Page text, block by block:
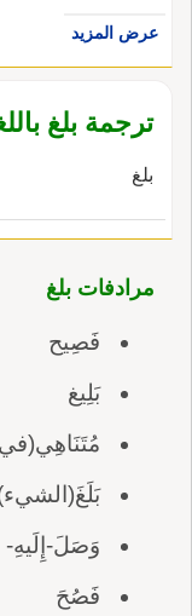
عرض المزيد
ترجمة بلغ
بلغ
مرادفات بلغ
فَصِيح
بَلِيغ
وَصَلَ-إِلَيهِ-
فَصُحَ